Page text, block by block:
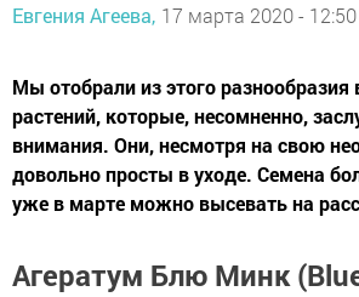
Евгения Агеева, 17 марта 2020 - 12:50
Мы отобрали из этого разнообразия
растений, которые, несомненно,
внимания. Они, несмотря на свою
довольно просты в уходе. Семена
уже в марте можно высевать на
Агератум Блю Минк